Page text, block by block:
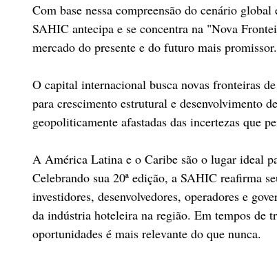
Com base nessa compreensão do cenário
SAHIC antecipa e se concentra na "Nova
mercado do presente e do futuro mais promissor.
O capital internacional busca novas fronteiras
para crescimento estrutural e desenvolvimento
geopoliticamente afastadas das incertezas que
A América Latina e o Caribe são o lugar ideal
Celebrando sua 20ª edição, a SAHIC reafirma
investidores, desenvolvedores, operadores e
da indústria hoteleira na região. Em tempos de
oportunidades é mais relevante do que nunca.